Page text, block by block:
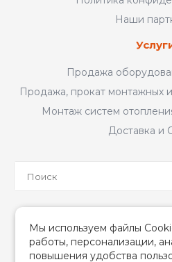
Наши
Продажа
Продажа, прокат монтажных
Монтаж систем
Доставка и
Мы используем файлы
работы, персонализации,
повышения удобства